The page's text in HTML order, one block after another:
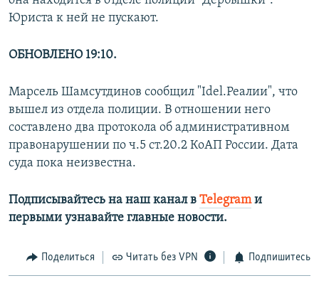
Юриста к ней не пускают.
ОБНОВЛЕНО 19:10.
Марсель Шамсутдинов сообщил "Idel.Реалии", что
вышел из отдела полиции. В отношении него
составлено два протокола об административном
правонарушении по ч.5 ст.20.2 КоАП России. Дата
суда пока неизвестна.
Подписывайтесь на наш канал в Telegramи
первыми узнавайте главные новости.​
Поделиться Читать без VPN Подпишитесь